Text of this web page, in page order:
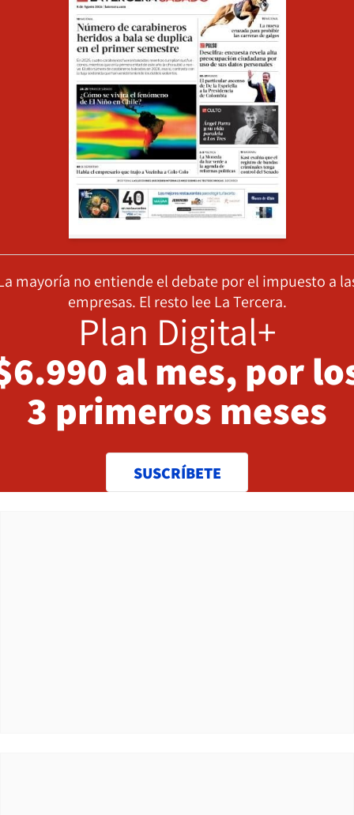
mayoría no entiende el debate por el impuesto a
empresas. El resto lee La Tercera.
Plan Digital+
al mes, por
3 primeros meses
SUSCRÍBETE